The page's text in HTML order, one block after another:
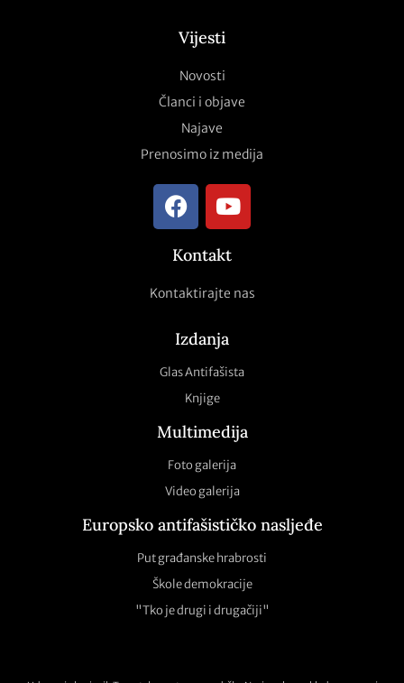
Vijesti
Novosti
Članci i objave
Najave
Prenosimo iz medija
Kontakt
Kontaktirajte nas
Izdanja
Glas Antifašista
Knjige
Multimedija
Foto galerija
Video galerija
Europsko antifašističko nasljeđe
Put građanske hrabrosti
Škole demokracije
"Tko je drugi i drugačiji"